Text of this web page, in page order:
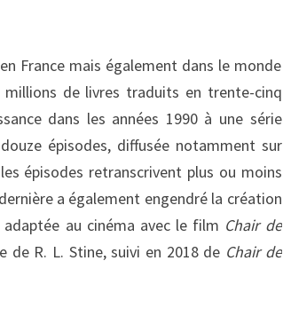
France mais également dans le monde
de livres traduits en trente-cinq
dans les années 1990 à une série
épisodes, diffusée notamment sur
épisodes retranscrivent plus ou moins
a également engendré la création
au cinéma avec le film Chair de
R. L. Stine, suivi en 2018 de Chair de